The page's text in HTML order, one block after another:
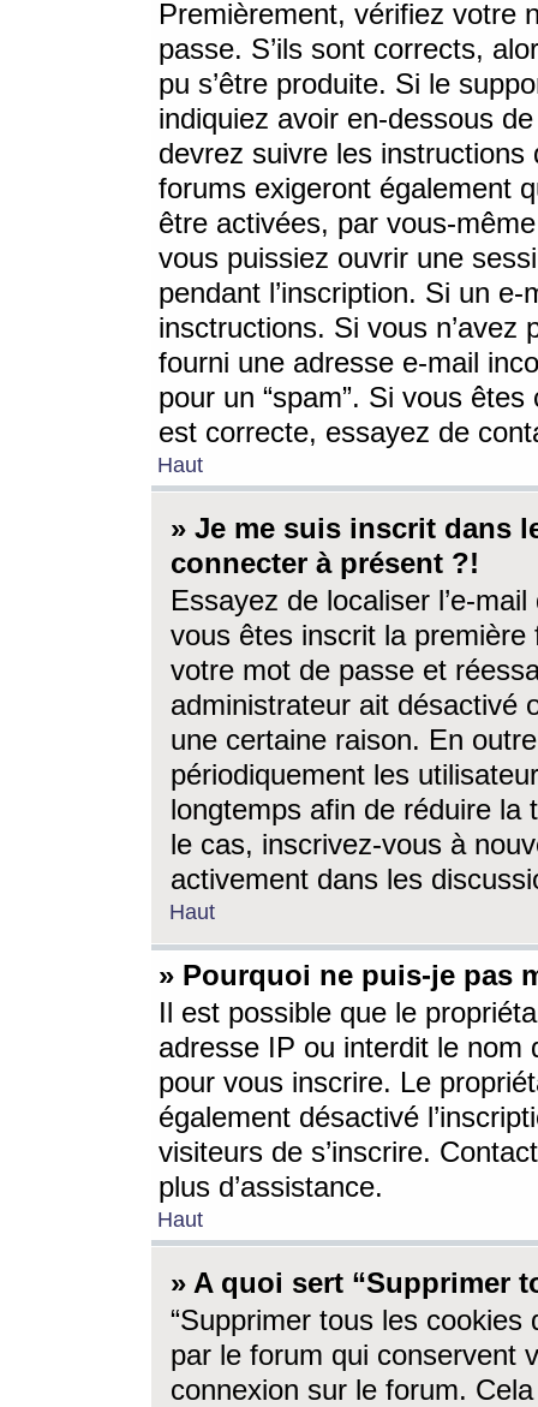
Premièrement, vérifiez votre
passe. S’ils sont corrects,
pu s’être produite. Si le
indiquiez avoir en-dessous
devrez suivre les
forums exigeront également
être activées, par vous-
vous puissiez ouvrir une
pendant l’inscription. Si un
insctructions. Si vous n’avez
fourni une adresse e-mail
pour un “spam”. Si vous
est correcte, essayez de
Haut
» Je me suis inscrit dans
connecter à présent ?!
Essayez de localiser l’e-
vous êtes inscrit la première
votre mot de passe et
administrateur ait désactivé
une certaine raison. En
périodiquement les
longtemps afin de réduire la
le cas, inscrivez-vous à
activement dans les
Haut
» Pourquoi ne puis-je pas
Il est possible que le
adresse IP ou interdit le nom
pour vous inscrire. Le
également désactivé
visiteurs de s’inscrire.
plus d’assistance.
Haut
» A quoi sert “Supprimer
“Supprimer tous les cookies
par le forum qui conservent
connexion sur le forum.